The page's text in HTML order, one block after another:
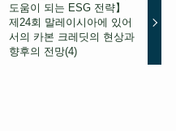
도움이 되는 ESG 전략】
제24회 말레이시아에 있어
서의 카본 크레딧의 현상과
향후의 전망(4)